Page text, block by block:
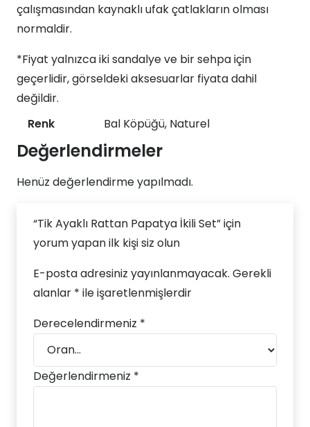
çalışmasından kaynaklı ufak çatlakların olması
normaldir.
*Fiyat yalnızca iki sandalye ve bir sehpa için
geçerlidir, görseldeki aksesuarlar fiyata dahil
değildir.
Renk
Bal Köpüğü, Naturel
Değerlendirmeler
Henüz değerlendirme yapılmadı.
“Tik Ayaklı Rattan Papatya İkili Set” için
yorum yapan ilk kişi siz olun
E-posta adresiniz yayınlanmayacak. Gerekli
alanlar * ile işaretlenmişlerdir
Derecelendirmeniz *
Değerlendirmeniz *